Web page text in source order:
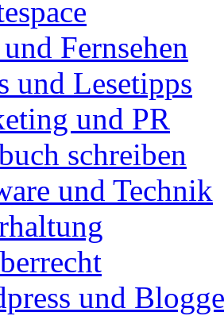
Fernsehen
und Lesetipps
und PR
schreiben
und Technik
und